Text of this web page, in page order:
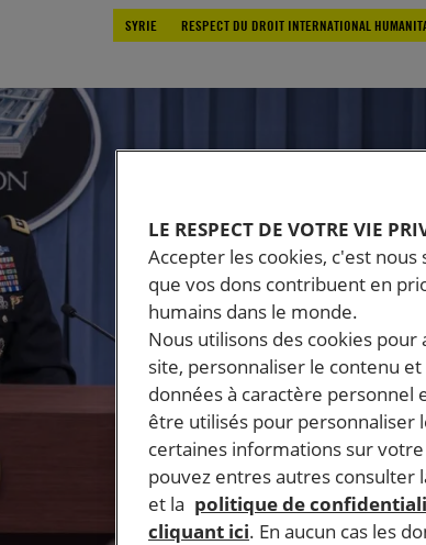
SYRIE
RESPECT DU DROIT INTERNATIONAL
LE RESPECT DE VOTRE VIE
Accepter les cookies, c'est
que vos dons contribuent en
humains dans le monde.
Nous utilisons des cookies
site, personnaliser le contenu
données à caractère personnel
être utilisés pour personnaliser
certaines informations sur
pouvez entres autres consulter
et la politique de
cliquant ici. En aucun cas les